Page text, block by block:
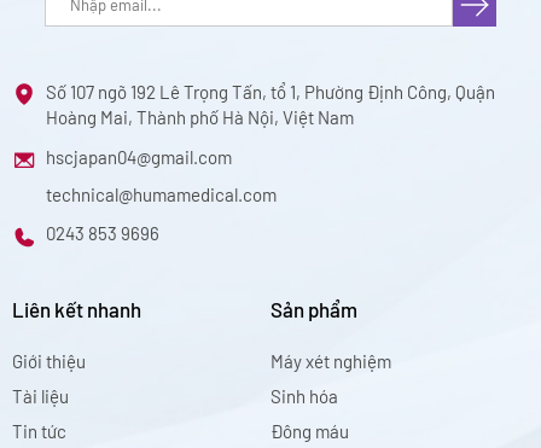
Số 107 ngõ 192 Lê Trọng Tấn, tổ 1, Phường Định Công, Quận
Hoàng Mai, Thành phố Hà Nội, Việt Nam
hscjapan04@gmail.com
technical@humamedical.com
0243 853 9696
Liên kết nhanh
Giới thiệu
Tài liệu
Tin tức
Sản phẩm
Máy xét nghiệm
Sinh hóa
Đông máu